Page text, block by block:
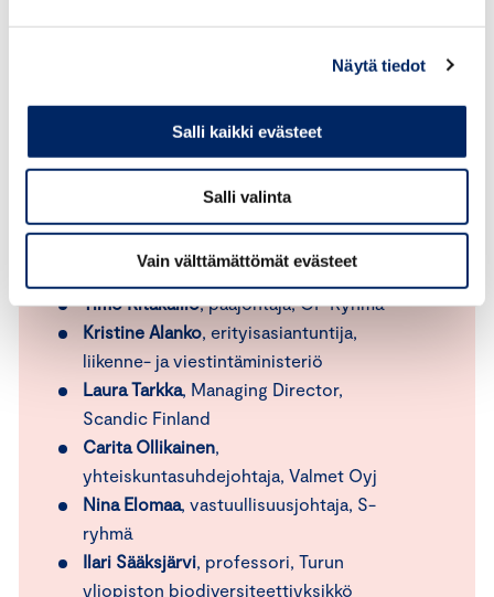
Näytä tiedot
Salli kaikki evästeet
Salli valinta
Vain välttämättömät evästeet
professori, Suomen Ympäristökeskus
SYKE
Noora Salonoja , CEO, Partner,
Touchpoint Oy
, tutkimuspäällikkö,
Microsoft Finland
Timo Ritakallio, pääjohtaja, OP Ryhmä
Kristine Alanko , erityisasiantuntija,
liikenne- ja viestintäministeriö
Laura Tarkka , Managing Director,
Scandic Finland
Carita Ollikainen
yhteiskuntasuhdejohtaja, Valmet Oyj
Nina Elomaa , vastuullisuusjohtaja, S-
ryhmä
Ilari Sääksjärvi , professori, Turun
yliopiston biodiversiteettiyksikkö